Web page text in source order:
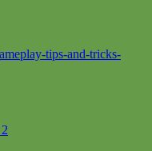
tips-and-tricks-